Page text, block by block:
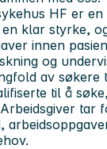
HF er en
klar styrke,
innen
og
av søkere
til å
tar